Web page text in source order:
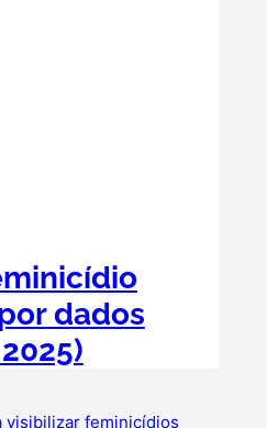
dados
visibilizar feminicídios